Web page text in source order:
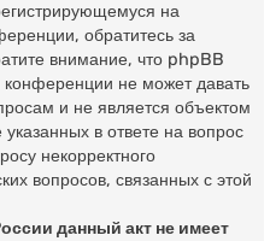
на
обратитесь за
внимание, что phpBB
не может давать
и не является объектом
в ответе на вопрос
некорректного
вопросов, связанных с этой
данный акт не имеет